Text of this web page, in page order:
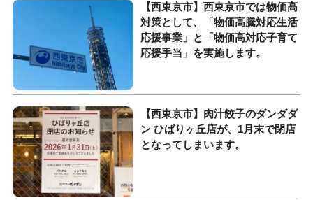
【西東京市】西東京市では物価高
対策として、「物価高騰対応生活
応援事業」と「物価高対応子育て
応援手当」を実施します。
【西東京市】肉汁餃子のダンダダ
ン ひばりヶ丘店が、1月末で閉店
となってしまいます。